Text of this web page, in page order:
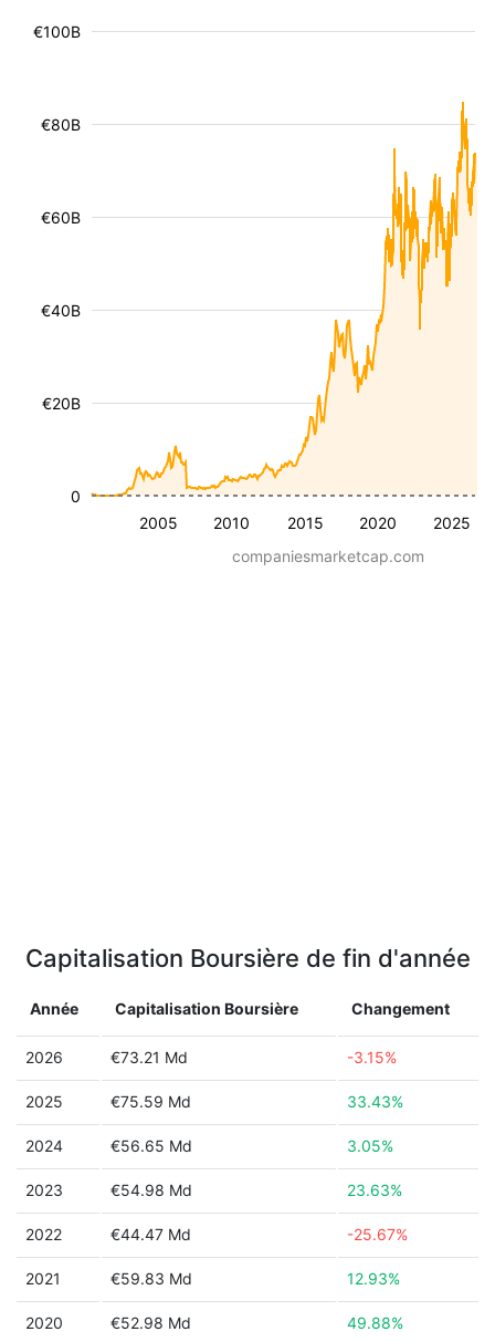
2005 2010 2015 2020 2025
€20B
€40B
€60B
€80B
€100B
0
companiesmarketcap.com
Capitalisation Boursière de fin d'année
Année Capitalisation Boursière Changement
2026 €73.21 Md -3.15%
2025 €75.59 Md 33.43%
2024 €56.65 Md 3.05%
2023 €54.98 Md 23.63%
2022 €44.47 Md -25.67%
2021 €59.83 Md 12.93%
2020 €52.98 Md 49.88%